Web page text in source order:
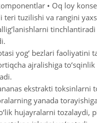
• Oq loy
teri tuzilishi va rangini
tinchlantiradi
yog‘ bezlari faoliyatini
ajralishiga
ekstrakti toksinlarni
yanada
hujayralarni tozalaydi,